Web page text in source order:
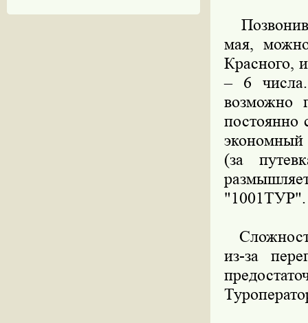
Позвонив
мая,
Красного,
– 6
возможно
постоянно
экономный
(за
"1001ТУР".
из-за